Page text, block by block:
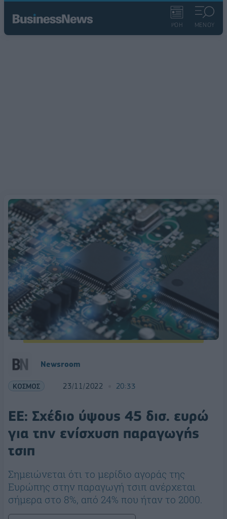
ΡΟΗ ΜΕΝΟΥ
Newsroom
ΚΟΣΜΟΣ 23/11/2022 20:33
ΕΕ: Σχέδιο ύψους 45 δισ. ευρώ
για την ενίσχυση παραγωγής
τσιπ
Σημειώνεται ότι το μερίδιο αγοράς της
Ευρώπης στην παραγωγή τσιπ ανέρχεται
σήμερα στο 8%, από 24% που ήταν το 2000.